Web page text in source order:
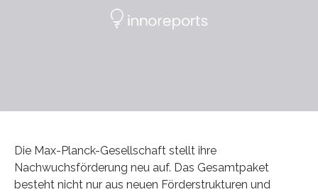
Die Max-Planck-Gesellschaft stellt ihre
Nachwuchsförderung neu auf. Das Gesamtpaket
besteht nicht nur aus neuen Förderstrukturen und